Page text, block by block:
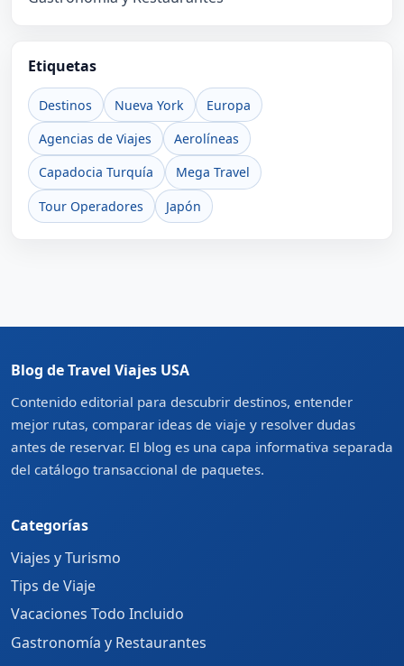
Etiquetas
Destinos Nueva York
Europa
Agencias de Viajes
Aerolíneas
Capadocia Turquía
Mega Travel
Tour Operadores
Japón
Blog de Travel Viajes USA
Contenido editorial para descubrir destinos, entender
mejor rutas, comparar ideas de viaje y resolver dudas
antes de reservar. El blog es una capa informativa separada
del catálogo transaccional de paquetes.
Categorías
Viajes y Turismo
Tips de Viaje
Vacaciones Todo Incluido
Gastronomía y Restaurantes